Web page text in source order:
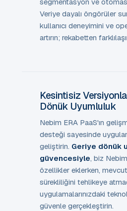
Veriye dayalı öngörüler
kullanıcı deneyimini ve
artırın; rekabetten
Kesintisiz
Dönük Uyumluluk
Nebim ERA PaaS'ın
desteği sayesinde
geliştirin. Geriye dönük
güvencesiyle, biz
özellikler eklerken, mevcut
sürekliliğini tehlikeye
uygulamalarınızdaki
güvenle gerçekleştirin.